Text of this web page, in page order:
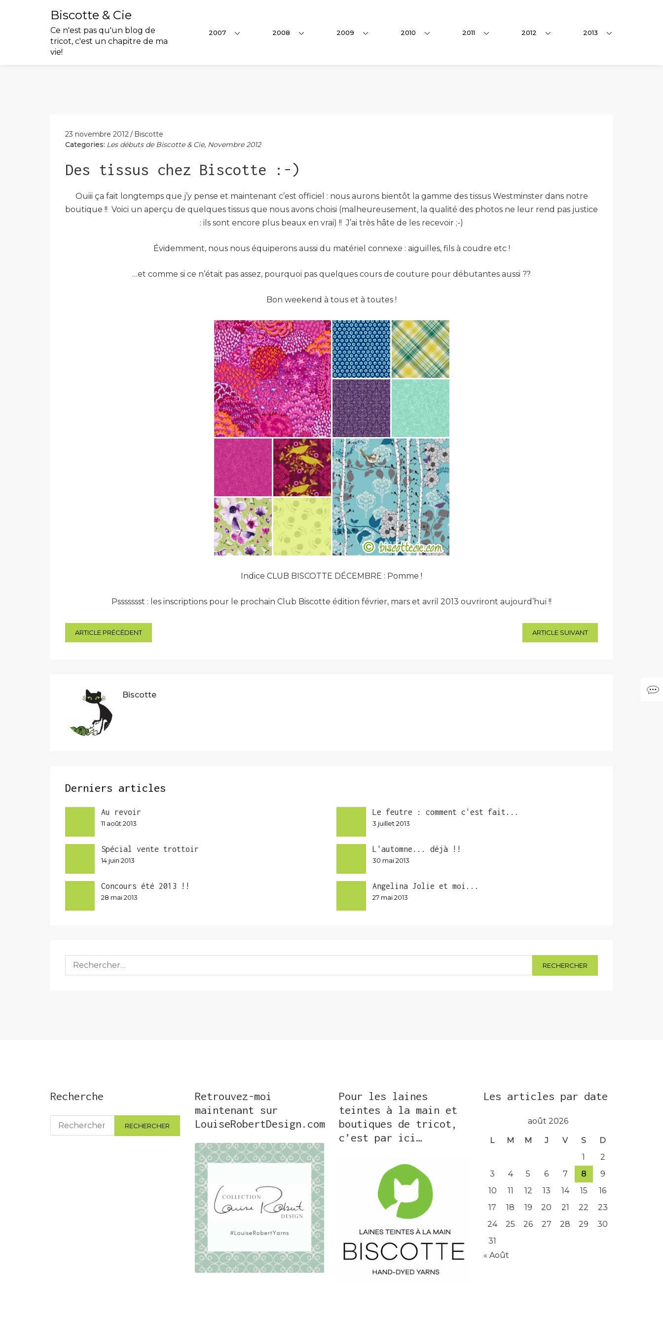
Biscotte & Cie
Ce n'est pas qu'un blog de
tricot, c'est un chapitre de ma
vie!
2007 2008 2009 2010 2011 2012 2013
23 novembre 2012
Biscotte
Categories: Les débuts de Biscotte & Cie, Novembre 2012
Des tissus chez Biscotte :-)
Ouiii ça fait longtemps que j’y pense et maintenant c’est officiel : nous aurons bientôt la gamme des tissus Westminster dans notre
boutique !! Voici un aperçu de quelques tissus que nous avons choisi (malheureusement, la qualité des photos ne leur rend pas justice
: ils sont encore plus beaux en vrai) !! J’ai très hâte de les recevoir ;-)
Évidemment, nous nous équiperons aussi du matériel connexe : aiguilles, fils à coudre etc !
…et comme si ce n’était pas assez, pourquoi pas quelques cours de couture pour débutantes aussi ??
Bon weekend à tous et à toutes !
Indice CLUB BISCOTTE DÉCEMBRE : Pomme !
Pssssssst : les inscriptions pour le prochain Club Biscotte édition février, mars et avril 2013 ouvriront aujourd’hui !!
Navigation
ARTICLE PRÉCÉDENT ARTICLE SUIVANT
Biscotte
Derniers articles
Au revoir
11 août 2013
Le feutre : comment c'est fait...
3 juillet 2013
Spécial vente trottoir
14 juin 2013
L'automne... déjà !!
30 mai 2013
Concours été 2013 !!
28 mai 2013
Angelina Jolie et moi...
27 mai 2013
Rechercher :
Recherche
Rechercher :
Retrouvez-moi
maintenant sur
LouiseRobertDesign.com
Pour les laines
teintes à la main et
boutiques de tricot,
c’est par ici…
Les articles par date
août 2026
L M M J V S
D
1
2
3
4 5 6 7 8
9
10
11 12 13 14 15
16
17
18 19 20 21 22
23
24
25 26 27 28 29
30
31
« Août